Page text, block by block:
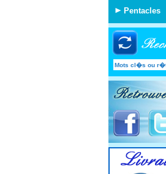
Pentacles